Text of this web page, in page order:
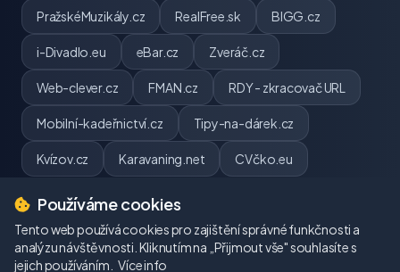
PražskéMuzikály.cz RealFree.sk BIGG.cz
i-Divadlo.eu eBar.cz Zveráč.cz
Web-clever.cz FMAN.cz RDY - zkracovač URL
Mobilní-kadeřnictví.cz Tipy-na-dárek.cz
Kvízov.cz Karavaning.net CVčko.eu
© 2026 webpj.cz. Všechna práva vyhrazena.
Používáme cookies
Tento web používá cookies pro zajištění správné funkčnosti a
analýzu návštěvnosti. Kliknutím na „Přijmout vše" souhlasíte s
jejich používáním. Více info